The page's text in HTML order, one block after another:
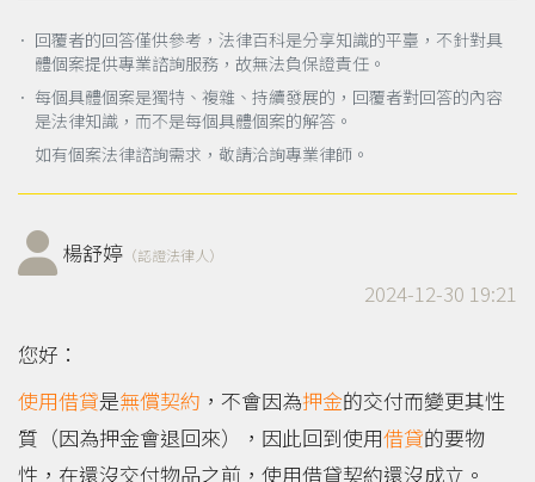
． 回覆者的回答僅供參考，法律百科是分享知識的平臺，不針對具
體個案提供專業諮詢服務，故無法負保證責任。
． 每個具體個案是獨特、複雜、持續發展的，回覆者對回答的內容
是法律知識，而不是每個具體個案的解答。
如有個案法律諮詢需求，敬請洽詢專業律師。
楊舒婷 （認證法律人）
2024-12-30 19:21
您好：
使用借貸是無償契約 ，不會因為押金的交付而變更其性
質（因為押金會退回來），因此回到使用借貸的要物
性，在還沒交付物品之前，使用借貸契約還沒成立。